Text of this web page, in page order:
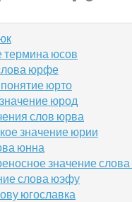
термина юсов
юрфе
юрто
юрод
слов юрва
значение юрии
юнна
значение
слова юэфу
югославка